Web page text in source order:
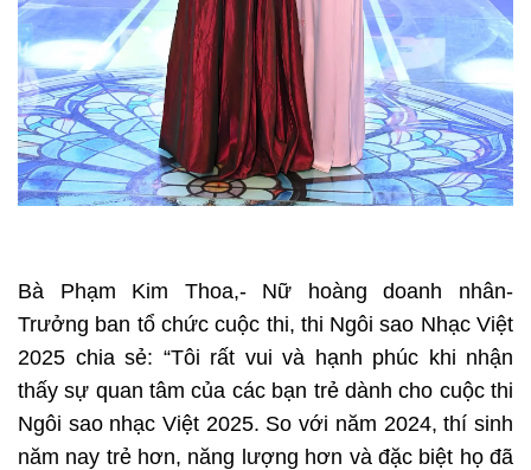
Bà Phạm Kim Thoa,- Nữ hoàng doanh nhân-
Trưởng ban tổ chức cuộc thi, thi Ngôi sao Nhạc Việt
2025 chia sẻ: “Tôi rất vui và hạnh phúc khi nhận
thấy sự quan tâm của các bạn trẻ dành cho cuộc thi
Ngôi sao nhạc Việt 2025. So với năm 2024, thí sinh
năm nay trẻ hơn, năng lượng hơn và đặc biệt họ đã